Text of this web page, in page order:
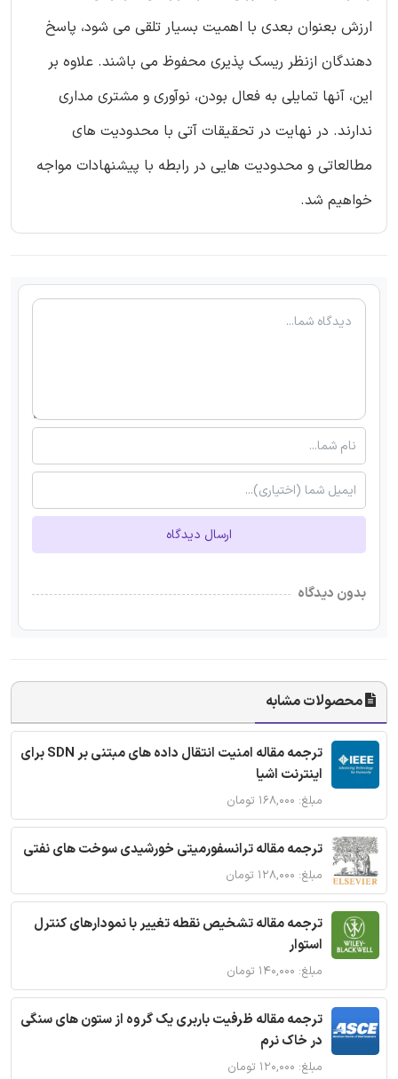
ارزش بعنوان بعدی با اهمیت بسیار تلقی می شود، پاسخ
دهندگان ازنظر ریسک پذیری محفوظ می باشند. علاوه بر
این، آنها تمایلی به فعال بودن، نوآوری و مشتری مداری
ندارند. در نهایت در تحقیقات آتی با محدودیت های
مطالعاتی و محدودیت هایی در رابطه با پیشنهادات مواجه
خواهیم شد.
ارسال دیدگاه
بدون دیدگاه
محصولات مشابه
ترجمه مقاله امنیت انتقال داده های مبتنی بر SDN برای
اینترنت اشیا
مبلغ: ۱۶۸,۰۰۰ تومان
ترجمه مقاله ترانسفورمیتی خورشیدی سوخت های نفتی
مبلغ: ۱۲۸,۰۰۰ تومان
ترجمه مقاله تشخیص نقطه تغییر با نمودارهای کنترل
استوار
مبلغ: ۱۴۰,۰۰۰ تومان
ترجمه مقاله ظرفیت باربری یک گروه از ستون های سنگی
در خاک نرم
مبلغ: ۱۲۰,۰۰۰ تومان